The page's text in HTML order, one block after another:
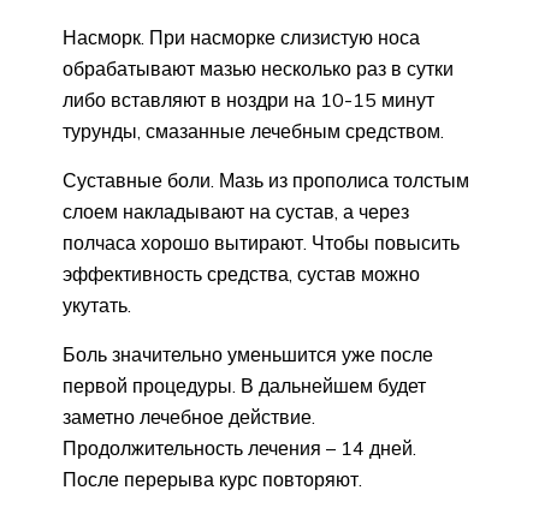
Насморк. При насморке слизистую носа
обрабатывают мазью несколько раз в сутки
либо вставляют в ноздри на 10-15 минут
турунды, смазанные лечебным средством.
Суставные боли. Мазь из прополиса толстым
слоем накладывают на сустав, а через
полчаса хорошо вытирают. Чтобы повысить
эффективность средства, сустав можно
укутать.
Боль значительно уменьшится уже после
первой процедуры. В дальнейшем будет
заметно лечебное действие.
Продолжительность лечения – 14 дней.
После перерыва курс повторяют.